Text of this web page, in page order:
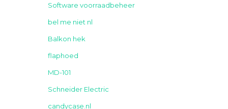
Software voorraadbeheer
bel me niet nl
Balkon hek
flaphoed
MD-101
Schneider Electric
candycase.nl